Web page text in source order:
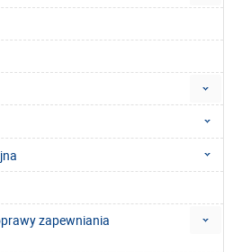
zapewniania